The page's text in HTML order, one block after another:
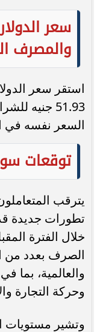
سعر
والمصرف
استقر سعر
السعر نفسه في
توقعات
يترقب
تطورات جديدة
خلال الفترة
الصرف بعدد من
والعالمية، بما
وحركة التجارة
وتشير مستويات